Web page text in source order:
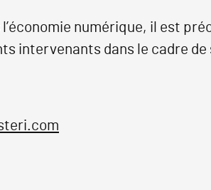
numérique, il est
intervenants dans le cadre